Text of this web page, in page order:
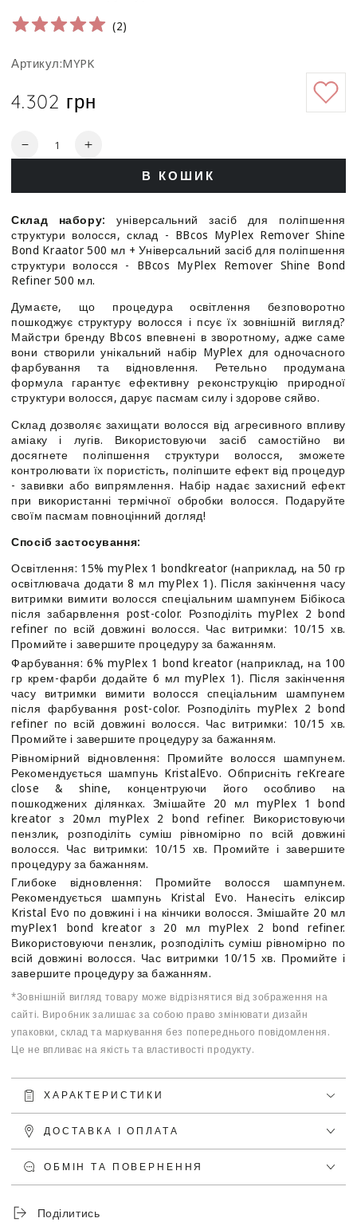
(2)
Артикул:MYPK
Ціна
4.302 грн
Кількість
Зменшити
Myplex
Repair
&amp;
Shine
Kit
Набір
для
поліпшення
структури
волосся
Збільшити
Myplex
Repair
&amp;
Shine
Kit
Набір
для
поліпшення
структури
волосся
В КОШИК
Склад набору: універсальний засіб для поліпшення
структури волосся, склад - BBcos MyPlex Remover Shine
Bond Kraator 500 мл + Універсальний засіб для поліпшення
структури волосся - BBcos MyPlex Remover Shine Bond
Refiner 500 мл.
Думаєте, що процедура освітлення безповоротно
пошкоджує структуру волосся і псує їх зовнішній вигляд?
Майстри бренду Bbcos впевнені в зворотному, адже саме
вони створили унікальний набір MyPlex для одночасного
фарбування та відновлення. Ретельно продумана
формула гарантує ефективну реконструкцію природної
структури волосся, дарує пасмам силу і здорове сяйво.
Склад дозволяє захищати волосся від агресивного впливу
аміаку і лугів. Використовуючи засіб самостійно ви
досягнете поліпшення структури волосся, зможете
контролювати їх пористість, поліпшите ефект від процедур
- завивки або випрямлення. Набір надає захисний ефект
при використанні термічної обробки волосся. Подаруйте
своїм пасмам повноцінний догляд!
Спосіб застосування:
Освітлення: 15% myPlex 1 bondkreator (наприклад, на 50 гр
освітлювача додати 8 мл myPlex 1). Після закінчення часу
витримки вимити волосся спеціальним шампунем Бібікоса
після забарвлення post-color. Розподіліть myPlex 2 bond
refiner по всій довжині волосся. Час витримки: 10/15 хв.
Промийте і завершите процедуру за бажанням.
Фарбування: 6% myPlex 1 bond kreator (наприклад, на 100
гр крем-фарби додайте 6 мл myPlex 1). Після закінчення
часу витримки вимити волосся спеціальним шампунем
після фарбування post-color. Розподіліть myPlex 2 bond
refiner по всій довжині волосся. Час витримки: 10/15 хв.
Промийте і завершите процедуру за бажанням.
Рівномірний відновлення: Промийте волосся шампунем.
Рекомендується шампунь KristalEvo. Обприсніть reKreare
close & shine, концентруючи його особливо на
пошкоджених ділянках. Змішайте 20 мл myPlex 1 bond
kreator з 20мл myPlex 2 bond refiner. Використовуючи
пензлик, розподіліть суміш рівномірно по всій довжині
волосся. Час витримки: 10/15 хв. Промийте і завершите
процедуру за бажанням.
Глибоке відновлення: Промийте волосся шампунем.
Рекомендується шампунь Kristal Evo. Нанесіть еліксир
Kristal Evo по довжині і на кінчики волосся. Змішайте 20 мл
myPlex1 bond kreator з 20 мл myPlex 2 bond refiner.
Використовуючи пензлик, розподіліть суміш рівномірно по
всій довжині волосся. Час витримки 10/15 хв. Промийте і
завершите процедуру за бажанням.
*Зовнішній вигляд товару може відрізнятися від зображення на
сайті. Виробник залишає за собою право змінювати дизайн
упаковки, склад та маркування без попереднього повідомлення.
Це не впливає на якість та властивості продукту.
ХАРАКТЕРИСТИКИ
ДОСТАВКА І ОПЛАТА
ОБМІН ТА ПОВЕРНЕННЯ
Поділитись